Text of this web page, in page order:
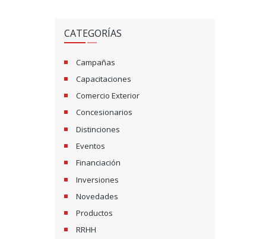
CATEGORÍAS
Campañas
Capacitaciones
Comercio Exterior
Concesionarios
Distinciones
Eventos
Financiación
Inversiones
Novedades
Productos
RRHH